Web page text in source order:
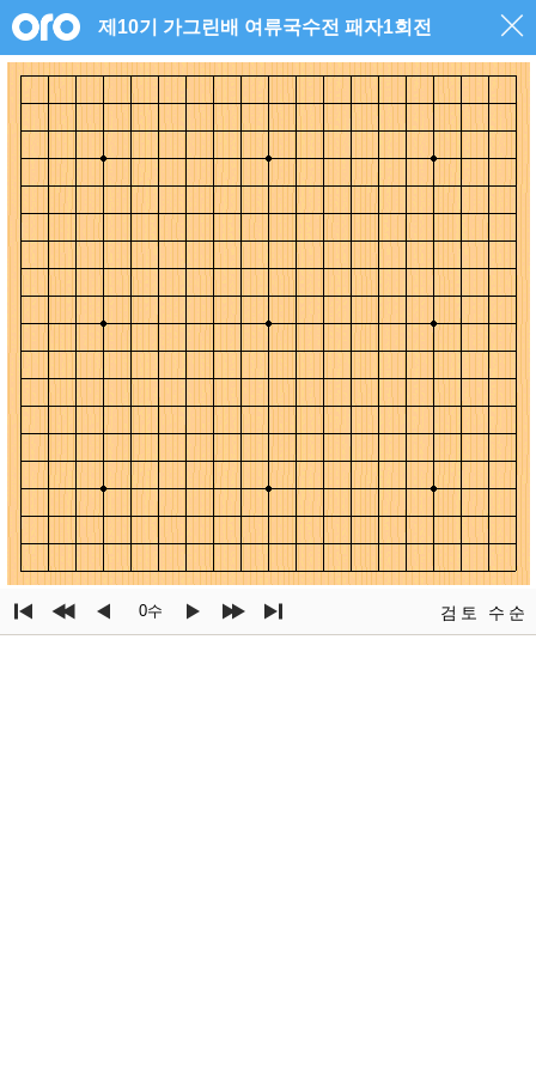
제10기 가그린배 여류국수전 패자1회전
0수 검토 수순